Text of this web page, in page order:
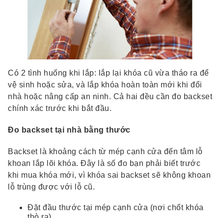
Có 2 tình huống khi lắp: lắp lại khóa cũ vừa tháo ra để
vệ sinh hoặc sửa, và lắp khóa hoàn toàn mới khi đổi
nhà hoặc nâng cấp an ninh. Cả hai đều cần đo backset
chính xác trước khi bắt đầu.
Đo backset tại nhà bằng thước
Backset là khoảng cách từ mép cạnh cửa đến tâm lỗ
khoan lắp lõi khóa. Đây là số đo bạn phải biết trước
khi mua khóa mới, vì khóa sai backset sẽ không khoan
lỗ trùng được với lỗ cũ.
Đặt đầu thước tại mép cạnh cửa (nơi chốt khóa